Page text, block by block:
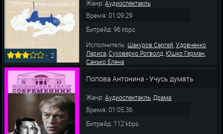
-2
Жанр:Аудиоспектакль
Время: 01:09:29
Битрейд: 96 kbps
Исполнитель: Шакуров Сергей,Удовченко
Лариса,Суховерко Рогволд, Юшко Герман,
Санько Елена
Попова Антонина - Учусь думать
Жанр:Аудиоспектакль,Драма
Время: 01:05:36
Битрейд: 112 kbps